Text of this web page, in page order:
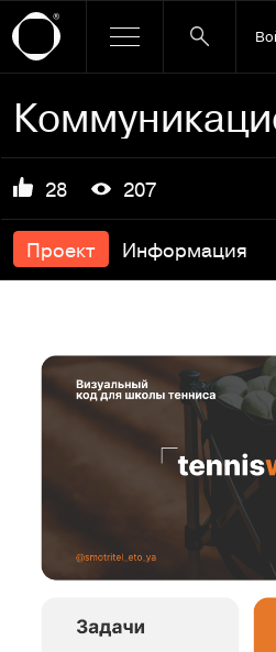
28 207
Проект Информация